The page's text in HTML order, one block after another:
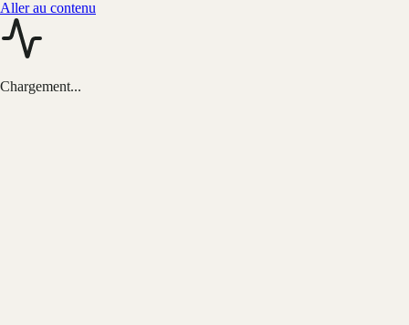
Aller au contenu
Chargement...